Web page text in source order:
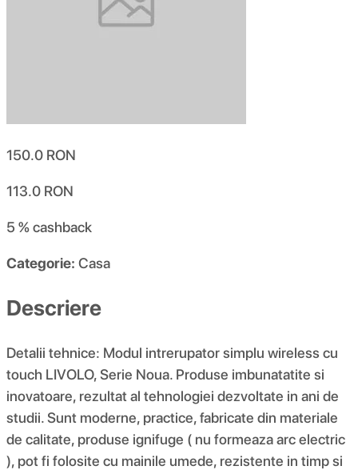
150.0 RON
113.0 RON
5 %cashback
Categorie: Casa
Descriere
Detalii tehnice: Modul intrerupator simplu wireless cu
touch LIVOLO, Serie Noua. Produse imbunatatite si
inovatoare, rezultat al tehnologiei dezvoltate in ani de
studii. Sunt moderne, practice, fabricate din materiale
de calitate, produse ignifuge ( nu formeaza arc electric
), pot fi folosite cu mainile umede, rezistente in timp si